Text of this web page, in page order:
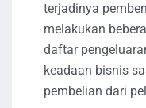
terjadinya
melakukan
daftar
keadaan bisnis
pembelian dari